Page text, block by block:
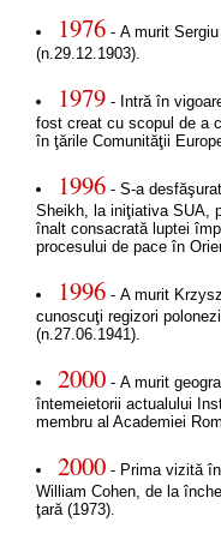
1976- A murit Sergiu
(n.29.12.1903).
1979- Intră în
fost creat cu scopul de a
în ţările Comunităţii
1996- S-a
Sheikh, la iniţiativa SUA,
înalt consacrată luptei
procesului de pace în
1996- A murit
cunoscuţi regizori polonezi
(n.27.06.1941).
2000- A murit
întemeietorii actualului
membru al Academiei
2000- Prima vizită în
William Cohen, de la
ţară (1973).